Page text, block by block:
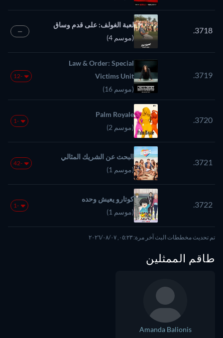
3718.
لعبة الغولف: على قدم وساق
(موسم 4)
—
3719.
Law & Order: Special
Victims Unit
(موسم 16)
-12
3720.
Palm Royale
(موسم 2)
-1
3721.
البحث عن الشريك المثالي
(موسم 1)
-42
3722.
كوتارو يعيش وحده
(موسم 1)
-1
تم تحديث مخططات البث آخر مرة: ٠٥:٢٣, ٠٧‏/٠٨‏/٢٠٢٦
طاقم الممثلين
Amanda Balionis